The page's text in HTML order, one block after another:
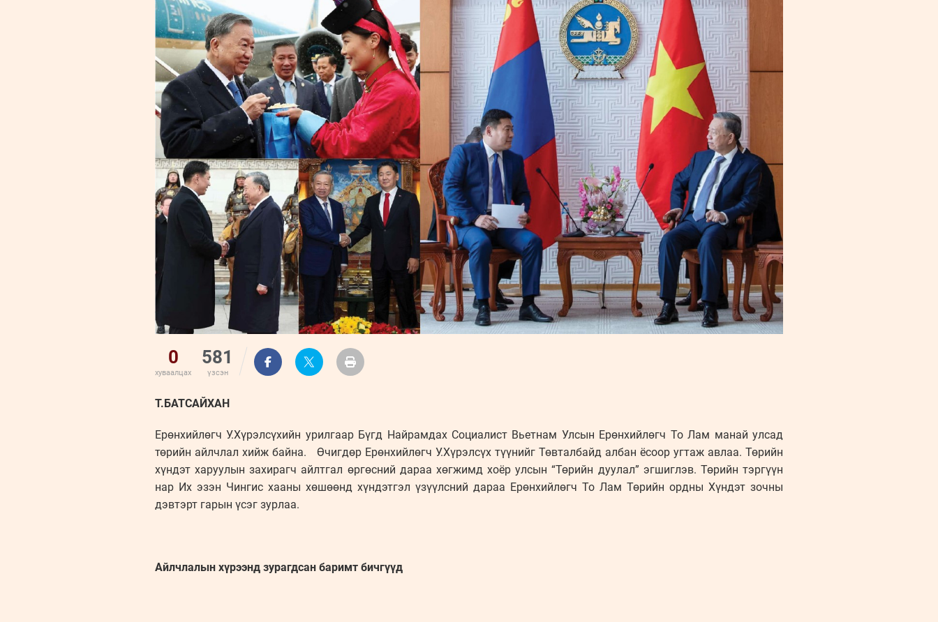
0
хуваалцах
581
үзсэн
Т.БАТСАЙХАН
Ерөнхийлөгч У.Хүрэлсүхийн урилгаар Бүгд Найрамдах Социалист Вьетнам Улсын Ерөнхийлөгч То Лам манай улсад
төрийн айлчлал хийж байна. Өчигдөр Ерөнхийлөгч У.Хүрэлсүх түүнийг Төвталбайд албан ёсоор угтаж авлаа. Төрийн
хүндэт харуулын захирагч айлтгал өргөсний дараа хөгжимд хоёр улсын “Төрийн дуулал” эгшиглэв. Төрийн тэргүүн
нар Их эзэн Чингис хааны хөшөөнд хүндэтгэл үзүүлсний дараа Ерөнхийлөгч То Лам Төрийн ордны Хүндэт зочны
дэвтэрт гарын үсэг зурлаа.
Айлчлалын хүрээнд зурагдсан баримт бичгүүд